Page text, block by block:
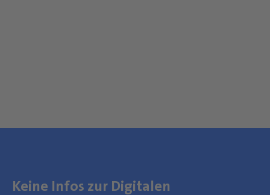
Keine Infos zur Digitalen